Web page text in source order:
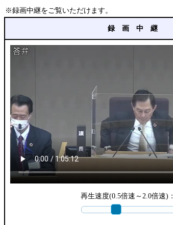
※録画中継をご覧いただけます。
録 画 中 継
再生速度(0.5倍速～2.0倍速)：